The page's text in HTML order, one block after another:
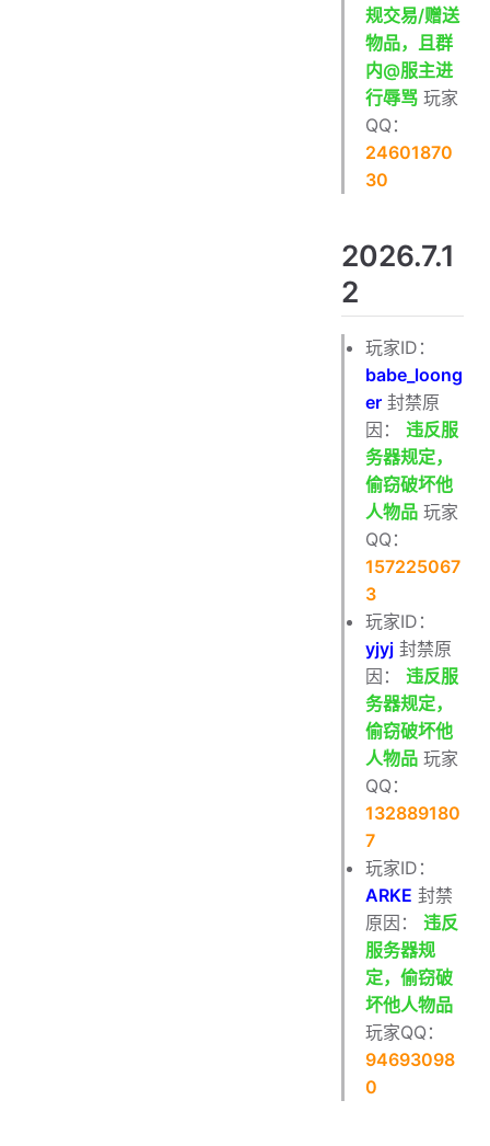
规交易/赠送
物品，且群
内@服主进
行辱骂 玩家
QQ：
24601870
30
2026.7.1
2
玩家ID：
babe_loong
er 封禁原
因：违反服
务器规定，
偷窃破坏他
人物品 玩家
QQ：
157225067
3
玩家ID：
yjyj 封禁原
因：违反服
务器规定，
偷窃破坏他
人物品 玩家
QQ：
132889180
7
玩家ID：
ARKE 封禁
原因：违反
服务器规
定，偷窃破
坏他人物品
玩家QQ：
94693098
0